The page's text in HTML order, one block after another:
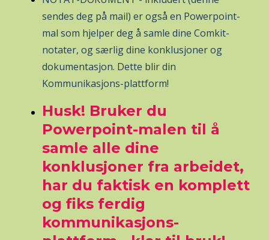
sendes deg på mail) er også en Powerpoint-
mal som hjelper deg å samle dine Comkit-
notater, og særlig dine konklusjoner og
dokumentasjon. Dette blir din
Kommunikasjons-plattform!
Husk! Bruker du
Powerpoint-malen til å
samle alle dine
konklusjoner fra arbeidet,
har du faktisk en komplett
og fiks ferdig
kommunikasjons-